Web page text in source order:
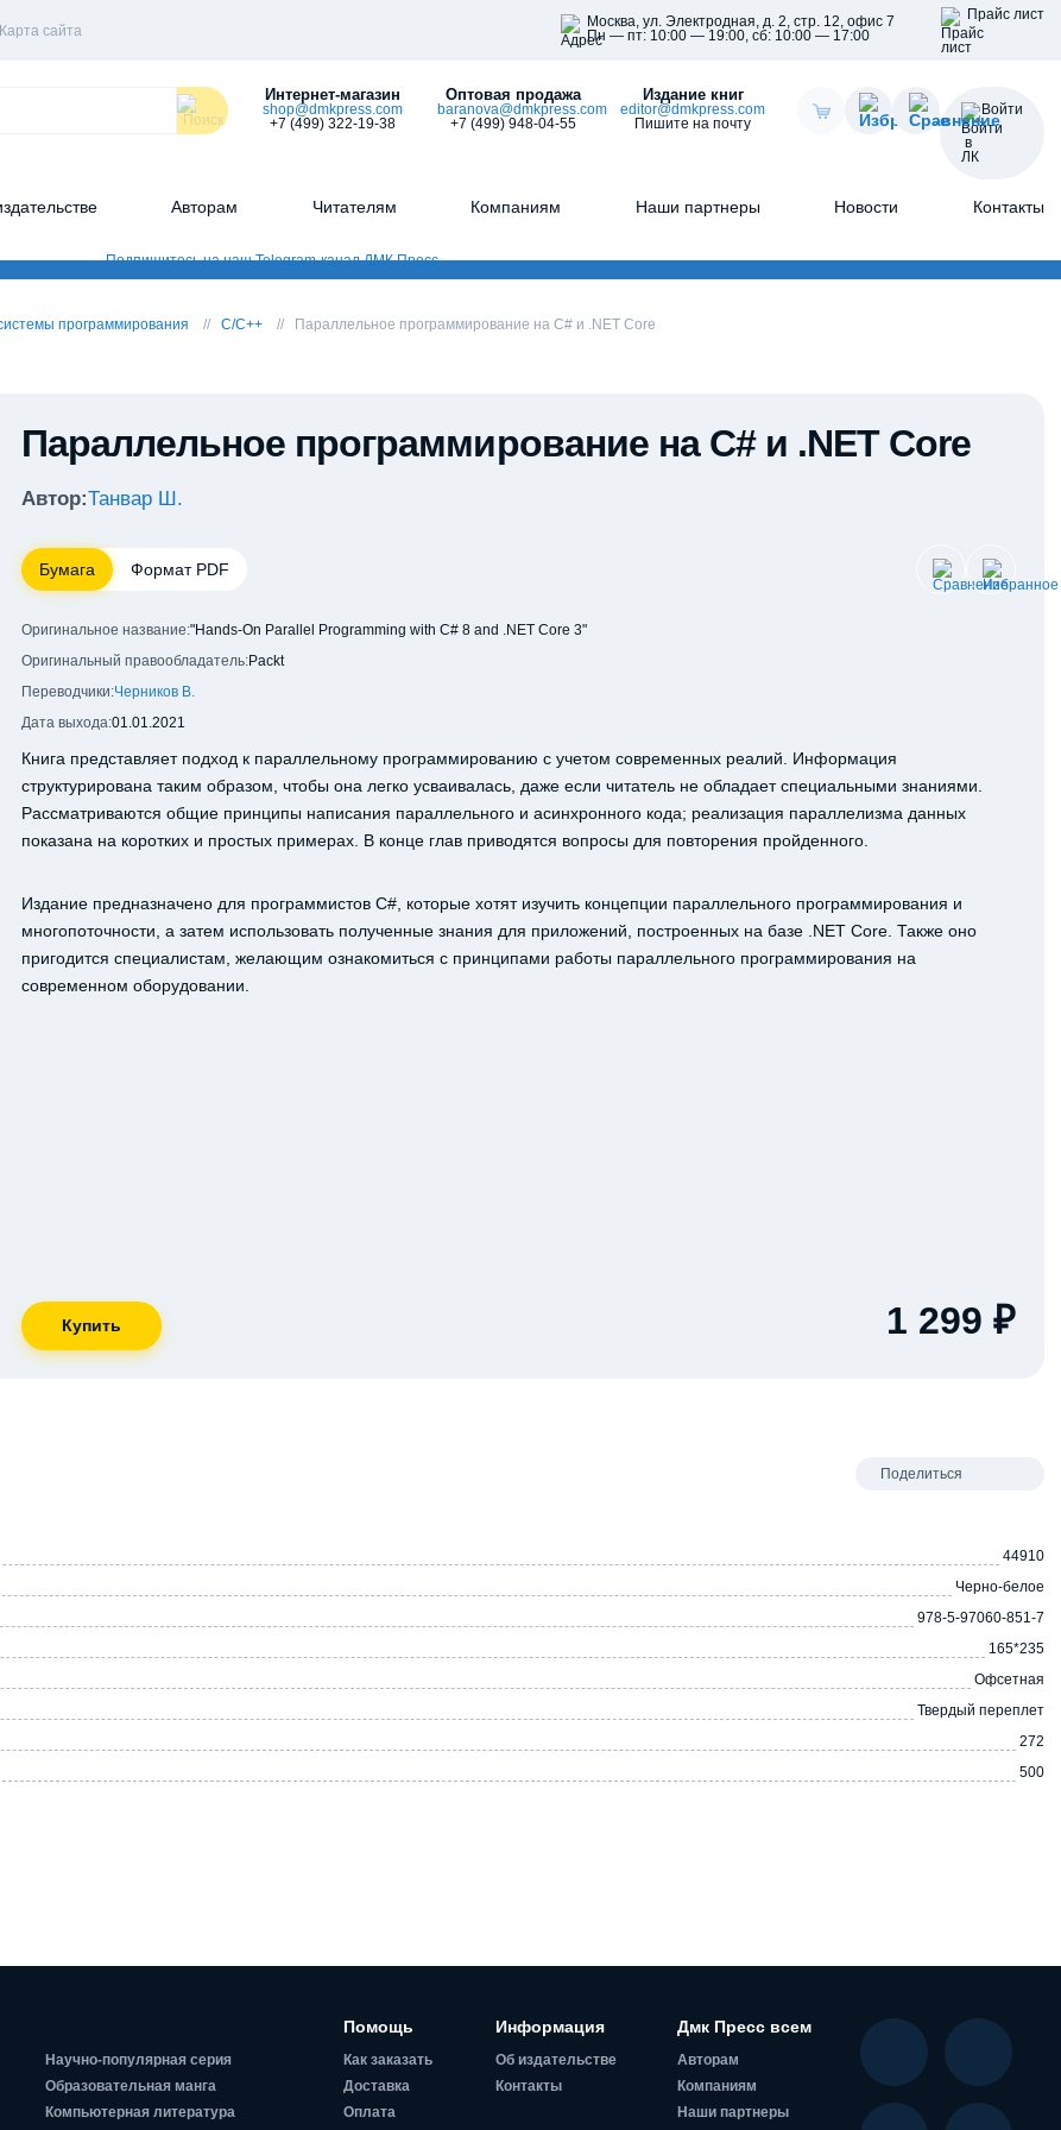
Карта сайта
Москва, ул. Электродная, д. 2, стр. 12, офис 7
Пн — пт: 10:00 — 19:00, сб: 10:00 — 17:00
Прайс лист
Интернет-магазин
shop@dmkpress.com
+7 (499) 322-19-38
Оптовая продажа
baranova@dmkpress.com
+7 (499) 948-04-55
Издание книг
editor@dmkpress.com
Пишите на почту
Войти
Авторам Читателям Компаниям Наши партнеры Новости Контакты
программирования С/С++ Параллельное программирование на С# и .NET Core
Параллельное программирование на С# и .NET Core
Автор:Танвар Ш.
Бумага Формат PDF
Оригинальное название:"Hands-On Parallel Programming with C# 8 and .NET Core 3"
Оригинальный правообладатель:Packt
Переводчики:Черников В.
Дата выхода:01.01.2021
Книга представляет подход к параллельному программированию с учетом современных реалий. Информация
структурирована таким образом, чтобы она легко усваивалась, даже если читатель не обладает специальными знаниями.
Рассматриваются общие принципы написания параллельного и асинхронного кода; реализация параллелизма данных
показана на коротких и простых примерах. В конце глав приводятся вопросы для повторения пройденного.
Издание предназначено для программистов C#, которые хотят изучить концепции параллельного программирования и
многопоточности, а затем использовать полученные знания для приложений, построенных на базе .NET Core. Также оно
пригодится специалистам, желающим ознакомиться с принципами работы параллельного программирования на
современном оборудовании.
1 299 ₽
Поделиться
44910
Черно-белое
978-5-97060-851-7
165*235
Офсетная
Твердый переплет
272
500
Научно-популярная серия
Образовательная манга
Компьютерная литература
Помощь
Как заказать
Доставка
Оплата
Информация
Об издательстве
Контакты
Дмк Пресс всем
Авторам
Компаниям
Наши партнеры